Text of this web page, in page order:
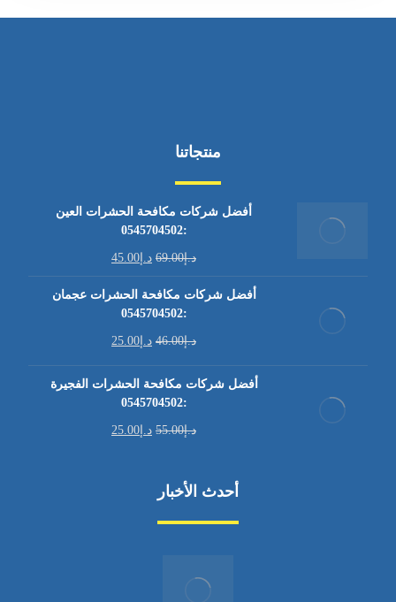
منتجاتنا
أفضل شركات مكافحة الحشرات العين
:0545704502
د.إ69.00 د.إ 45.00
أفضل شركات مكافحة الحشرات عجمان
:0545704502
د.إ46.00 د.إ 25.00
أفضل شركات مكافحة الحشرات الفجيرة
:0545704502
د.إ55.00 د.إ 25.00
أحدث الأخبار